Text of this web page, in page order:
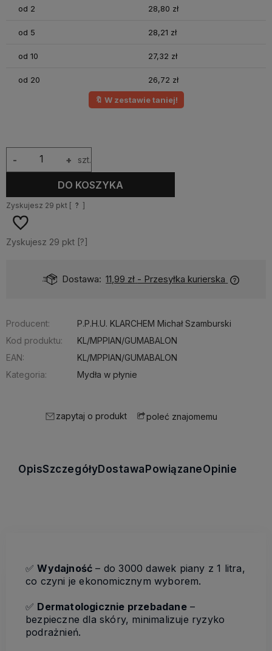
od 2 28,80 zł
od 5 28,21 zł
od 10 27,32 zł
od 20 26,72 zł
🔖 W zestawie taniej!
+
- szt.
DO KOSZYKA
Zyskujesz 29 pkt [ ? ]
Zyskujesz 29 pkt [?]
Dostawa: 11,99 zł - Przesyłka kurierska
Producent:
P.P.H.U. KLARCHEM Michał Szamburski
Kod produktu:
KL/MPPIAN/GUMABALON
EAN:
KL/MPPIAN/GUMABALON
Kategoria:
Mydła w płynie
zapytaj o produkt poleć znajomemu
OpisSzczegółyDostawa PowiązaneOpinie
✅ Wydajność – do 3000 dawek piany z 1 litra,
co czyni je ekonomicznym wyborem.
✅ Dermatologicznie przebadane–
bezpieczne dla skóry, minimalizuje ryzyko
podrażnień.